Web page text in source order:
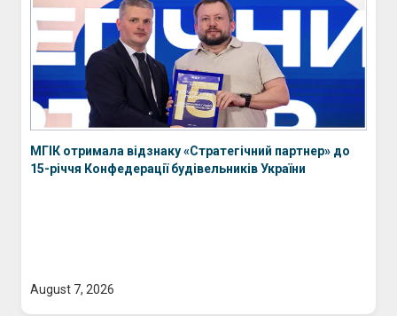
МГІК отримала відзнаку «Стратегічний партнер» до
15-річчя Конфедерації будівельників України
August 7, 2026